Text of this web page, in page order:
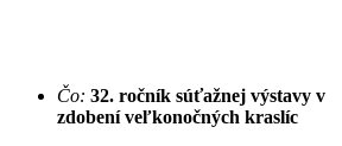
Čo: 32. ročník súťažnej výstavy v
zdobení veľkonočných kraslíc